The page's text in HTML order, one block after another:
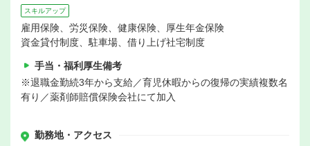
スキルアップ
雇用保険、労災保険、健康保険、厚生年金保険
資金貸付制度、駐車場、借り上げ社宅制度
手当・福利厚生備考
※退職金勤続3年から支給／育児休暇からの復帰の実績複数名
有り／薬剤師賠償保険会社にて加入
勤務地・アクセス